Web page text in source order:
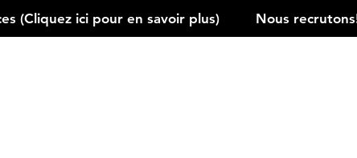
(Cliquez ici pour en savoir plus)